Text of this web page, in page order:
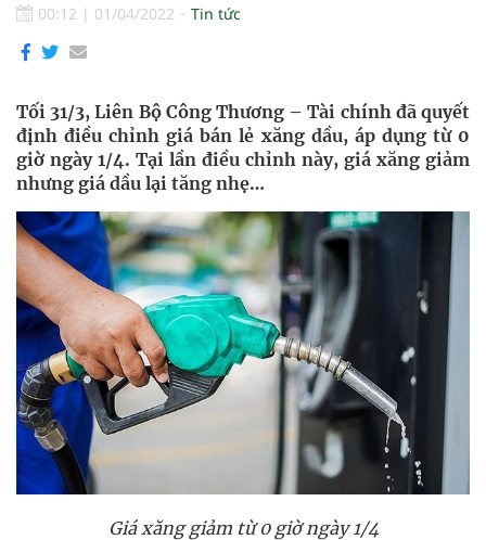
00:12 | 01/04/2022 Tin tức
Tối 31/3, Liên Bộ Công Thương – Tài chính đã quyết
định điều chỉnh giá bán lẻ xăng dầu, áp dụng từ 0
giờ ngày 1/4. Tại lần điều chỉnh này, giá xăng giảm
nhưng giá dầu lại tăng nhẹ…
Giá xăng giảm từ 0 giờ ngày 1/4